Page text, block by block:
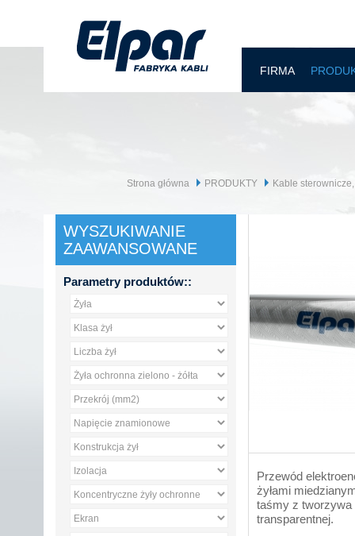
FIRMA
Strona główna PRODUKTY Kable
WYSZUKIWANIE
ZAAWANSOWANE
Parametry produktów::
Przewód
żyłami
taśmy z tworzywa
transparentnej.